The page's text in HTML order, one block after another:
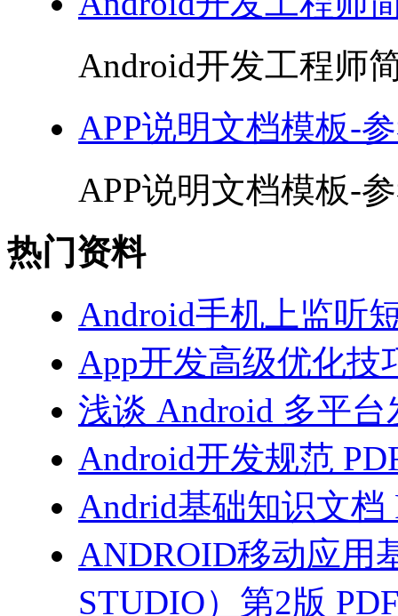
Android开发工程师
APP说明文档模板-
APP说明文档模板-
热门资料
Android手机上监听
App开发高级优化技
浅谈 Android 多平台
Android开发规范
Andrid基础知识文档
ANDROID移动应用
STUDIO）第2版